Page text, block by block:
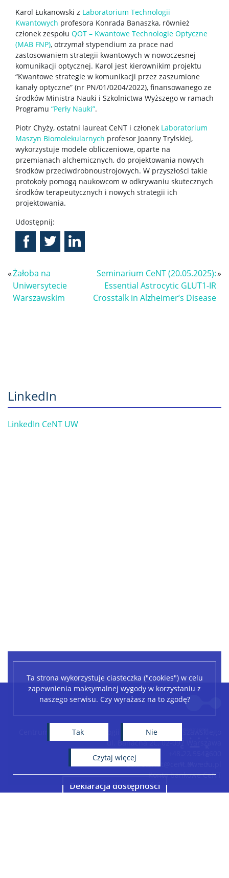
Ta strona wykorzystuje ciasteczka ("cookies") w celu
zapewnienia maksymalnej wygody w korzystaniu z
naszego serwisu. Czy wyrażasz na to zgodę?
Tak Nie
czytaj więcej
Karol Łukanowski z Laboratorium Technologii
Kwantowych profesora Konrada Banaszka, również
członek zespołu QOT – Kwantowe Technologie Optyczne
(MAB FNP), otrzymał stypendium za prace nad
zastosowaniem strategii kwantowych w nowoczesnej
komunikacji optycznej. Karol jest kierownikim projektu
“Kwantowe strategie w komunikacji przez zaszumione
kanały optyczne” (nr PN/01/0204/2022), finansowanego ze
środków Ministra Nauki i Szkolnictwa Wyższego w ramach
Programu “Perły Nauki”.
Piotr Chyży, ostatni laureat CeNT i członek Laboratorium
Maszyn Biomolekularnych profesor Joanny Trylskiej,
wykorzystuje modele obliczeniowe, oparte na
przemianach alchemicznych, do projektowania nowych
środków przeciwdrobnoustrojowych. W przyszłości takie
protokoły pomogą naukowcom w odkrywaniu skutecznych
środków terapeutycznych i nowych strategii ich
projektowania.
Udostępnij:
«Żałoba na
Uniwersytecie
Warszawskim
Seminarium CeNT (20.05.2025):
Essential Astrocytic GLUT1-IR
Crosstalk in Alzheimer’s Disease
»
LinkedIn
LinkedIn CeNT UW
Leaflet|©OpenStreetMapcontributors
Centrum Nowych Technologii Uniwersytetu Warszawskiego
ul. Banacha 2C, 02-097 Warszawa
sekretariat@cent.uw.edu.pl
Konto bankowe CeNT
Deklaracja dostępności